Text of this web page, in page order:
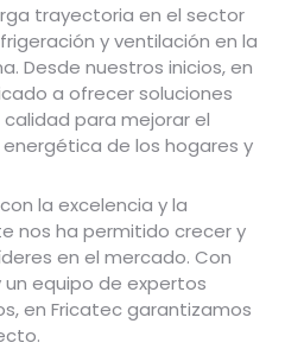
trayectoria en el sector
y ventilación en la
Desde nuestros inicios, en
a ofrecer soluciones
para mejorar el
de los hogares y
la excelencia y la
nos ha permitido crecer y
en el mercado. Con
equipo de expertos
en Fricatec garantizamos